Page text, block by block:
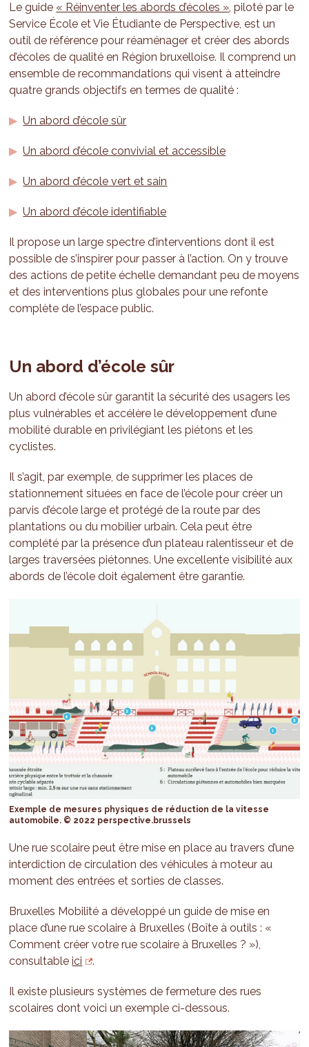
Le guide « Réinventer les abords d’écoles », piloté par le
Service École et Vie Étudiante de Perspective, est un
outil de référence pour réaménager et créer des abords
d’écoles de qualité en Région bruxelloise. Il comprend un
ensemble de recommandations qui visent à atteindre
quatre grands objectifs en termes de qualité :
Un abord d’école sûr
Un abord d’école convivial et accessible
Un abord d’école vert et sain
Un abord d’école identifiable
Il propose un large spectre d’interventions dont il est
possible de s’inspirer pour passer à l’action. On y trouve
des actions de petite échelle demandant peu de moyens
et des interventions plus globales pour une refonte
complète de l’espace public.
Un abord d’école sûr
Un abord d’école sûr garantit la sécurité des usagers les
plus vulnérables et accélère le développement d’une
mobilité durable en privilégiant les piétons et les
cyclistes.
Il s’agit, par exemple, de supprimer les places de
stationnement situées en face de l’école pour créer un
parvis d’école large et protégé de la route par des
plantations ou du mobilier urbain. Cela peut être
complété par la présence d’un plateau ralentisseur et de
larges traversées piétonnes. Une excellente visibilité aux
abords de l’école doit également être garantie.
Exemple de mesures physiques de réduction de la vitesse
automobile. © 2022 perspective.brussels
Une rue scolaire peut être mise en place au travers d’une
interdiction de circulation des véhicules à moteur au
moment des entrées et sorties de classes.
Bruxelles Mobilité a développé un guide de mise en
place d’une rue scolaire à Bruxelles (Boîte à outils : «
Comment créer votre rue scolaire à Bruxelles ? »),
consultableici .
Il existe plusieurs systèmes de fermeture des rues
scolaires dont voici un exemple ci-dessous.